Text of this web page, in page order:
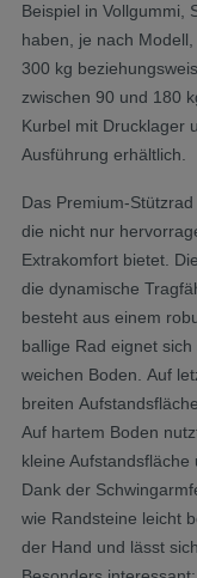
Beispiel in Vollgummi,
haben, je nach
300 kg
zwischen 90 und 180
Kurbel mit Drucklager
Ausführung erhältlich.
Das Premium-
die nicht nur
Extrakomfort bietet.
die dynamische
besteht aus einem
ballige Rad eignet
weichen Boden. Auf
breiten
Auf hartem Boden
kleine
Dank der
wie Randsteine leicht
der Hand und lässt